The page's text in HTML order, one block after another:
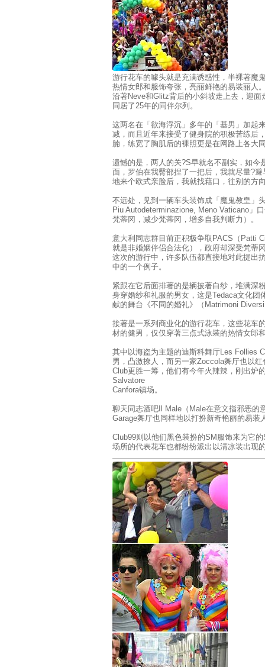
游行花车的噱头就是充满诱惑性，半裸著魔
热情女郎和服饰夸张，亮丽鲜艳的易装丽人
沿著Neve和Glitz背后的小斜坡走上去，迎
同居了25年的同伴尔列。
这两名在「欲海浮沉」多年的「基男」加起
减，而且近年来接受了健身院的积极苦练后
腩，练宽了胸肌后的裸照更是在网路上各大
遗憾的是，两人的关?S早就名不副实，如今
面，罗伯在我臀部捏了一把后，我就尽量?
地来个欧式亲脸后，我就找藉口，往别的方
不远处，见到一辆车头装饰成「魔鬼教皇」
Piu Autodeterminazione, Meno Vaticano」
梵蒂冈，减少梵蒂冈，增多自我判断力）。
意大利同志群目前正积极争取PACS（Patti
就是非婚姻伴侣合法化），政府却深受梵蒂
这次的游行中，许多队伍都直接地对此提出
中的一个例子。
紧跟在它后面排著的是辆披著白纱，堆满深
身穿婚纱和礼服的男女，这是Tedaca文化团
献的舞台《不同的婚礼》（Matrimoni
接著是一系列商业化的游行花车，这些花车
材的健男，仅仅穿著三点式泳装的热情女郎
其中以海盗为主题的迪斯科舞厅Les Follies
男，凸激撩人，而另一家Zoccola舞厅也以
Club更胜一筹，他们有今年火辣辣，刚出炉
Salvatore
Canfora镇场。
聊天同志酒吧Il Male（Male在意文指邪恶的
Garage舞厅也同样地以打扮新奇艳丽的易装
Club99则以他们黑色装扮的SM服饰来为它
场所的代表花车也都纷纷派出以清凉装出现